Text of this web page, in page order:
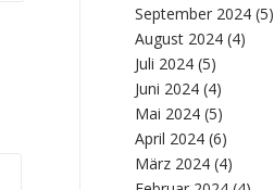
September 2024 (5)
August 2024 (4)
Juli 2024 (5)
Juni 2024 (4)
Mai 2024 (5)
April 2024 (6)
März 2024 (4)